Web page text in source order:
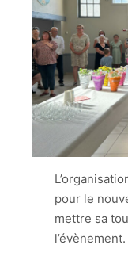
pour le
mettre sa
l’évènement.